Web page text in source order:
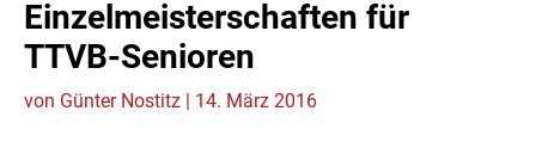
Einzelmeisterschaften für
TTVB-Senioren
von Günter Nostitz | 14. März 2016